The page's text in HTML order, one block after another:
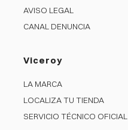
AVISO LEGAL
CANAL DENUNCIA
Viceroy
LA MARCA
LOCALIZA TU TIENDA
SERVICIO TÉCNICO OFICIAL